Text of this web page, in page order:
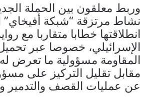
وربط معلقون بين الحملة
نشاط مرتزقة “شبكة أفيخاي”
انطلاقتها خطابا متقاربا مع
الإسرائيلي، خصوصا عبر
المقاومة مسؤولية ما تعرض
مقابل تقليل التركيز على
عن عمليات القصف والتدمير